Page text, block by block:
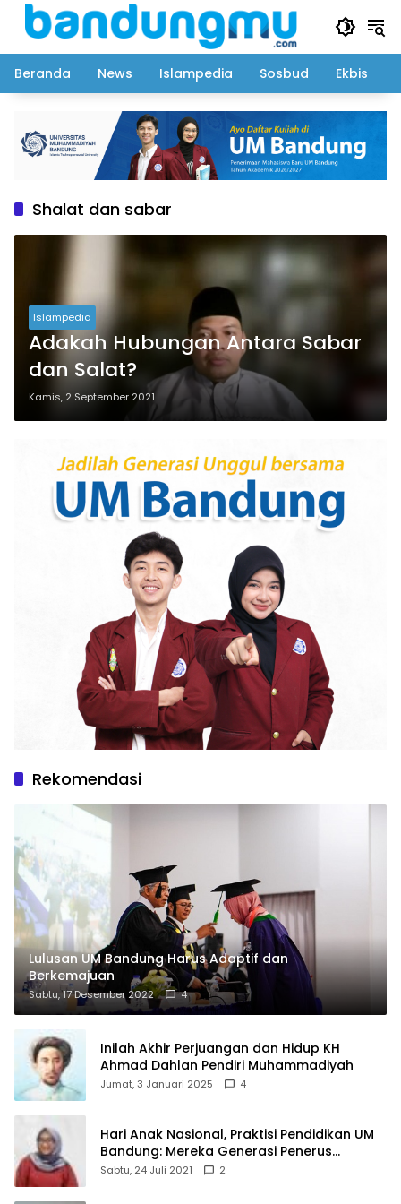
Langsung
Beranda
News Islampedia Sosbud Ekbis
Shalat dan sabar
Islampedia
Adakah Hubungan Antara Sabar
dan Salat?
Kamis, 2 September 2021
Rekomendasi
Lulusan UM Bandung Harus Adaptif dan
Berkemajuan
Sabtu, 17 Desember 2022 4
Inilah Akhir Perjuangan dan Hidup KH
Ahmad Dahlan Pendiri Muhammadiyah
Jumat, 3 Januari 2025 4
Hari Anak Nasional, Praktisi Pendidikan UM
Bandung: Mereka Generasi Penerus
Bangsa
Sabtu, 24 Juli 2021 2